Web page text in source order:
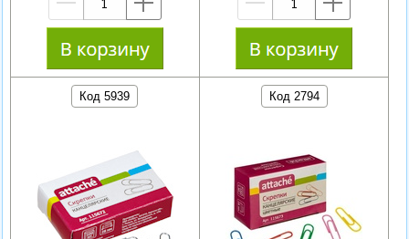
Код 5939 Код 2794